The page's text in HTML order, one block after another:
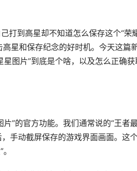
打到高星却不知道怎么保存这个“荣
星和保存纪念的好时机。今天这篇
图片”到底是个啥，以及怎么正确获
”的官方功能。我们通常说的“王者
手动截屏保存的游戏界面画面。这